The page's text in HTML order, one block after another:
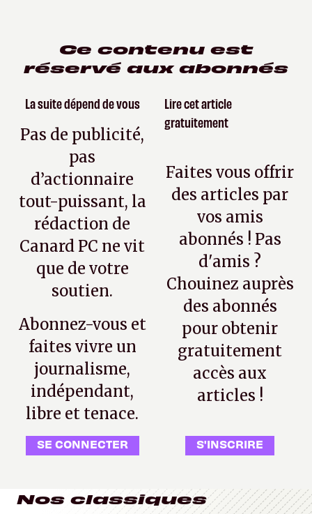
Ce contenu est
réservé aux abonnés
La suite dépend de vous
Pas de publicité,
pas
d’actionnaire
tout-puissant, la
rédaction de
Canard PC ne vit
que de votre
soutien.
Abonnez-vous et
faites vivre un
journalisme,
indépendant,
libre et tenace.
SE CONNECTER
Lire cet article
gratuitement
Faites vous offrir
des articles par
vos amis
abonnés ! Pas
d'amis ?
Chouinez auprès
des abonnés
pour obtenir
gratuitement
accès aux
articles !
S'INSCRIRE
Nos classiques